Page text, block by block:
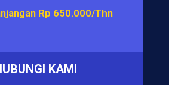
Rp 650.000/Thn
KAMI